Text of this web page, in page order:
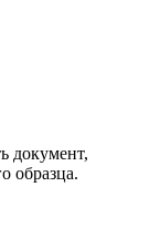
документ,
образца.